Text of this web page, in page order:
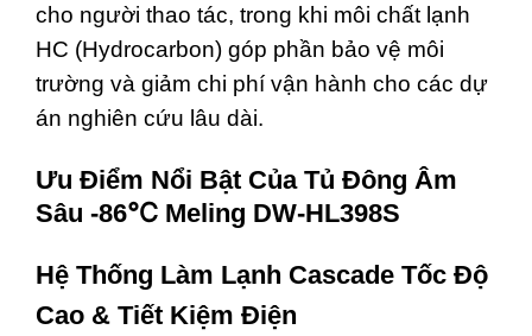
cho người thao tác, trong khi môi chất lạnh
HC (Hydrocarbon) góp phần bảo vệ môi
trường và giảm chi phí vận hành cho các dự
án nghiên cứu lâu dài.
Ưu Điểm Nổi Bật Của Tủ Đông Âm
Sâu -86℃ Meling DW-HL398S
Hệ Thống Làm Lạnh Cascade Tốc Độ
Cao & Tiết Kiệm Điện